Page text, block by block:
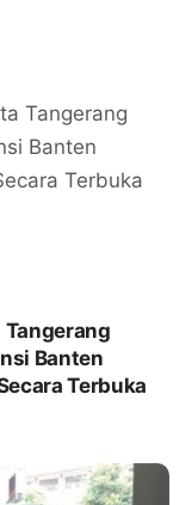
Tangerang
Banten
Terbuka